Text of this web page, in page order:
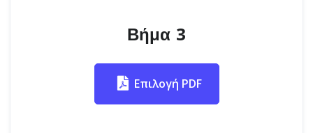
Βήμα 3
Επιλογή PDF